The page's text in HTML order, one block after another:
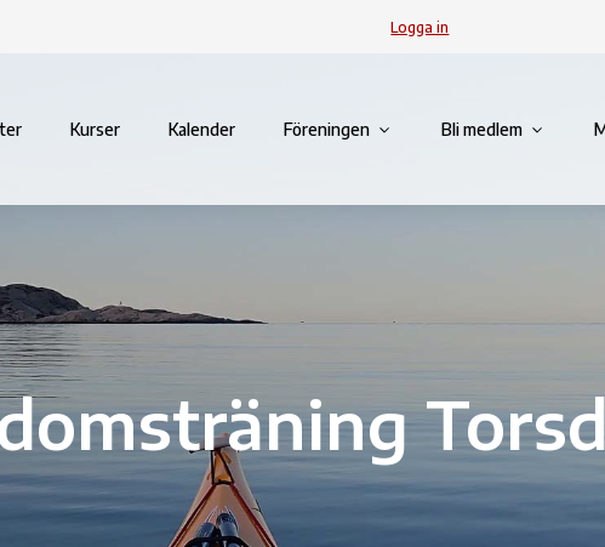
Logga in
Kurser Kalender Föreningen Bli medlem